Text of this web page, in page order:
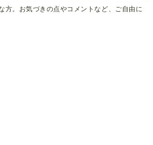
方。お気づきの点やコメントなど、ご自由に